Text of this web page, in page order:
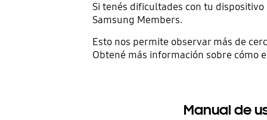
Si tenés dificultades con tu
Samsung Members.
Esto nos permite observar más de
Obtené más información sobre cómo
Manual de